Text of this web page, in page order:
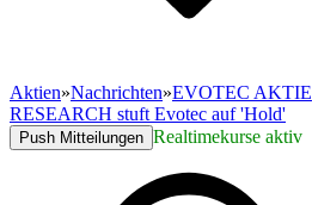
Aktien»Nachrichten»EVOTEC AKTIE
RESEARCH stuft Evotec auf 'Hold'
Push Mitteilungen Realtimekurse aktiv